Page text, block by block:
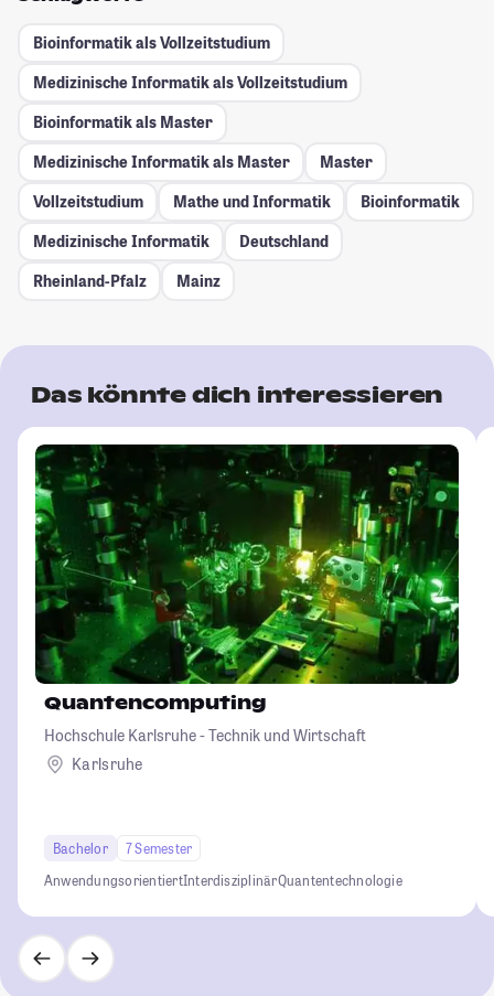
Bioinformatik als Vollzeitstudium
Medizinische Informatik als Vollzeitstudium
Bioinformatik als Master
Medizinische Informatik als Master
Master
Vollzeitstudium
Mathe und Informatik
Bioinformatik
Medizinische Informatik
Deutschland
Rheinland-Pfalz
Mainz
Das könnte dich interessieren
Quantencomputing
Hochschule Karlsruhe - Technik und Wirtschaft
Karlsruhe
Bachelor
7 Semester
AnwendungsorientiertInterdisziplinärQuantentechnologie